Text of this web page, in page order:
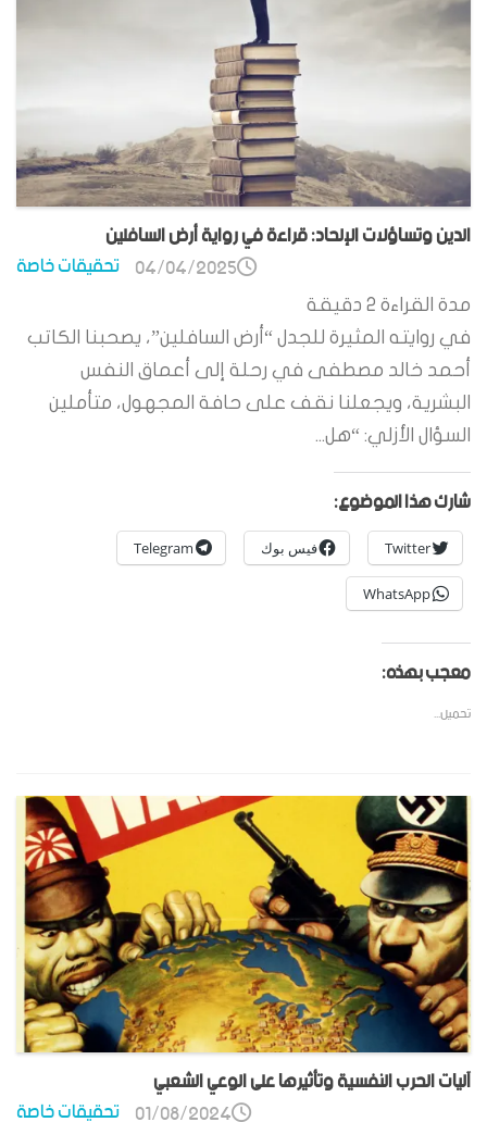
الدين وتساؤلات الإلحاد: قراءة في رواية أرض السافلين
تحقيقات خاصة 04/04/2025
مدة القراءة 2 دقيقة
في روايته المثيرة للجدل “أرض السافلين”، يصحبنا الكاتب
أحمد خالد مصطفى في رحلة إلى أعماق النفس
البشرية، ويجعلنا نقف على حافة المجهول، متأملين
السؤال الأزلي: “هل...
شارك هذا الموضوع:
Twitter فيس بوك Telegram
WhatsApp
معجب بهذه:
تحميل...
آليات الحرب النفسية وتأثيرها على الوعي الشعبي
تحقيقات خاصة